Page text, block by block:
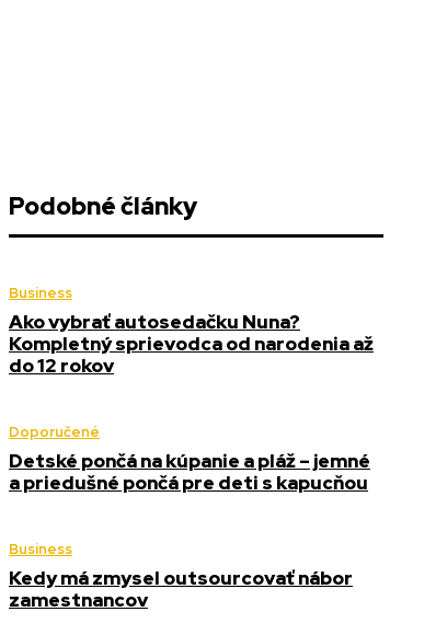
Podobné články
Business
Ako vybrať autosedačku Nuna?
Kompletný sprievodca od narodenia až
do 12 rokov
Doporučené
Detské pončá na kúpanie a pláž – jemné
a priedušné pončá pre deti s kapucňou
Business
Kedy má zmysel outsourcovať nábor
zamestnancov